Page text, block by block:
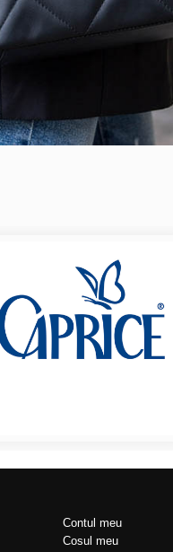
Contul meu
Cosul meu